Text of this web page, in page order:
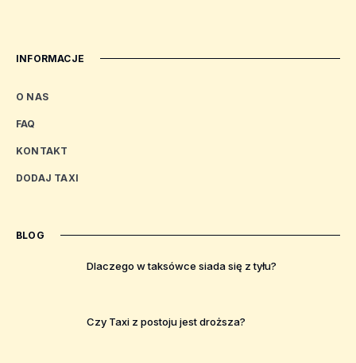
INFORMACJE
O NAS
FAQ
KONTAKT
DODAJ TAXI
BLOG
Dlaczego w taksówce siada się z tyłu?
Czy Taxi z postoju jest droższa?